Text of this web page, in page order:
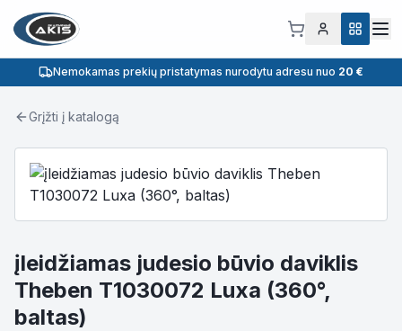
Nemokamas prekių pristatymas nurodytu adresu nuo 20 €
Grįžti į katalogą
įleidžiamas judesio būvio daviklis
Theben T1030072 Luxa (360°,
baltas)